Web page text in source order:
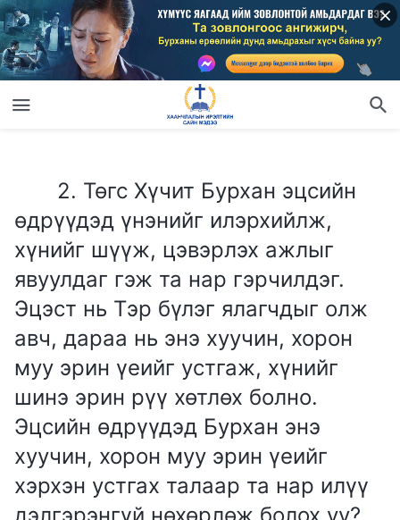
2. Төгс Хүчит Бурхан эцсийн
өдрүүдэд үнэнийг илэрхийлж,
хүнийг шүүж, цэвэрлэх ажлыг
явуулдаг гэж та нар гэрчилдэг.
Эцэст нь Тэр бүлэг ялагчдыг олж
авч, дараа нь энэ хуучин, хорон
муу эрин үеийг устгаж, хүнийг
шинэ эрин рүү хөтлөх болно.
Эцсийн өдрүүдэд Бурхан энэ
хуучин, хорон муу эрин үеийг
хэрхэн устгах талаар та нар илүү
дэлгэрэнгүй нөхөрлөж болох уу?